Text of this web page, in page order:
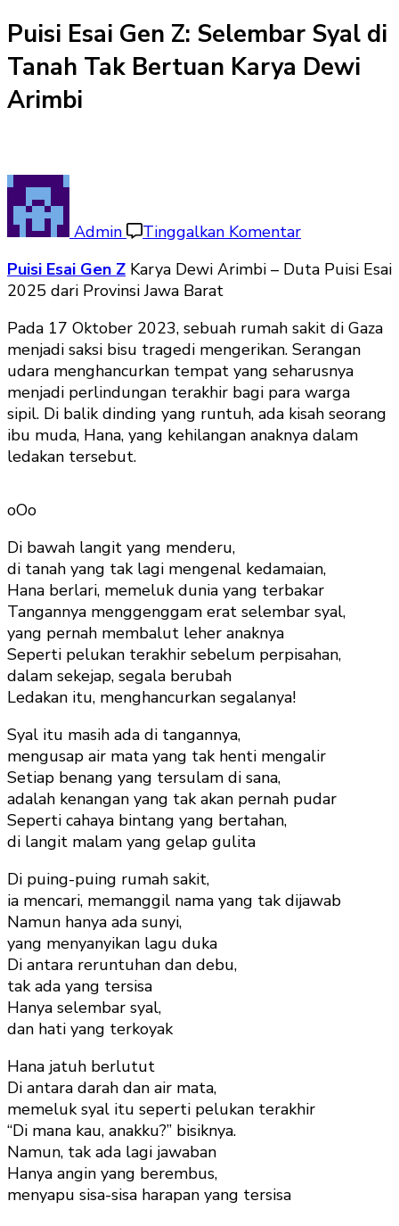
Puisi Esai Gen Z: Selembar Syal di
Tanah Tak Bertuan Karya Dewi
Arimbi
Admin Tinggalkan KomentarEsai
Z:
di
Tanah
Tak
Bertuan
Karya
Dewi
Puisi Esai Gen Z Karya Dewi Arimbi – Duta Puisi Esai
2025 dari Provinsi Jawa Barat
Pada 17 Oktober 2023, sebuah rumah sakit di Gaza
menjadi saksi bisu tragedi mengerikan. Serangan
udara menghancurkan tempat yang seharusnya
menjadi perlindungan terakhir bagi para warga
sipil. Di balik dinding yang runtuh, ada kisah seorang
ibu muda, Hana, yang kehilangan anaknya dalam
ledakan tersebut.
oOo
Di bawah langit yang menderu,
di tanah yang tak lagi mengenal kedamaian,
Hana berlari, memeluk dunia yang terbakar
Tangannya menggenggam erat selembar syal,
yang pernah membalut leher anaknya
Seperti pelukan terakhir sebelum perpisahan,
dalam sekejap, segala berubah
Ledakan itu, menghancurkan segalanya!
Syal itu masih ada di tangannya,
mengusap air mata yang tak henti mengalir
Setiap benang yang tersulam di sana,
adalah kenangan yang tak akan pernah pudar
Seperti cahaya bintang yang bertahan,
di langit malam yang gelap gulita
Di puing-puing rumah sakit,
ia mencari, memanggil nama yang tak dijawab
Namun hanya ada sunyi,
yang menyanyikan lagu duka
Di antara reruntuhan dan debu,
tak ada yang tersisa
Hanya selembar syal,
dan hati yang terkoyak
Hana jatuh berlutut
Di antara darah dan air mata,
memeluk syal itu seperti pelukan terakhir
“Di mana kau, anakku?” bisiknya.
Namun, tak ada lagi jawaban
Hanya angin yang berembus,
menyapu sisa-sisa harapan yang tersisa